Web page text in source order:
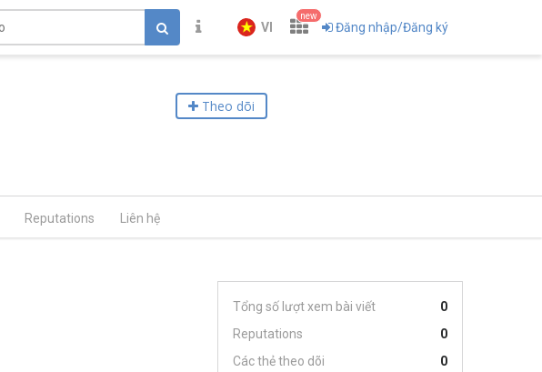
VI
new
Đăng nhập/Đăng ký
Theo dõi
Reputations Liên hệ
Tổng số lượt xem bài viết
0
Reputations
0
Các thẻ theo dõi
0